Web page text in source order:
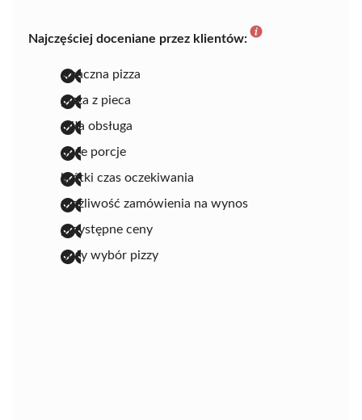
Najczęściej doceniane przez klientów:
smaczna pizza
pizza z pieca
miła obsługa
duże porcje
krótki czas oczekiwania
możliwość zamówienia na wynos
przystępne ceny
duży wybór pizzy